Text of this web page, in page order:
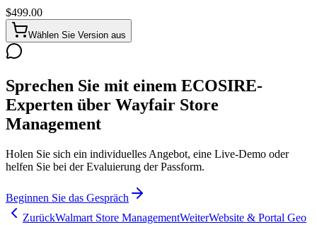
$499.00
Wählen Sie Version aus
Sprechen Sie mit einem ECOSIRE-
Experten über Wayfair Store
Management
Holen Sie sich ein individuelles Angebot, eine Live-Demo oder
helfen Sie bei der Evaluierung der Passform.
Beginnen Sie das Gespräch
ZurückWalmart Store ManagementWeiterWebsite & Portal Geo